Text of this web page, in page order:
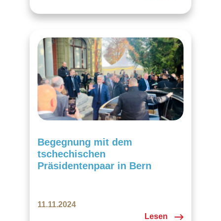
Begegnung mit dem
tschechischen
Präsidentenpaar in Bern
11.11.2024
Lesen